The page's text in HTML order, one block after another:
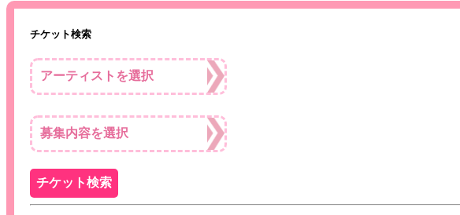
チケット検索